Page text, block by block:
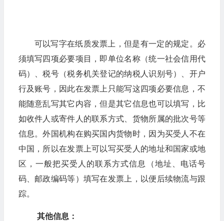
可以写字在纸质发票上，但是有一定的规定。必
须填写四项必要项目，即单位名称（统一社会信用代
码）、税号（税务机关登记的纳税人识别号）、开户
行及账号，因此在发票上只能写这四项必要信息，不
能随意乱写其它内容，但是其它信息也可以填写，比
如收件人或寄件人的联系方式、货物所属的批次号等
信息。外国机构在购买国内货物时，因为买受人不在
中国，所以在发票上可以写买受人的地址和国家或地
区，一般把买受人的联系方式信息（地址、电话号
码、邮政编码等）填写在发票上，以便后续物流与跟
踪。
其他信息：